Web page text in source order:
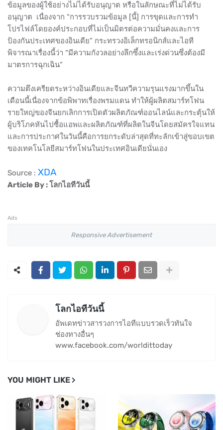
ข้อมูลของผู้ใช้อย่างไม่ได้รับอนุญาต​ หรือในลักษณะที่ไม่ได้รับ
อนุญาต เนื่องจาก​ “การรวบรวมข้อมูล [นี้] การขุดและการทำ
โปรไฟล์โดยองค์ประกอบที่ไม่เป็นมิตรต่อความมั่นคงและการ
ป้องกันประเทศของอินเดีย” กระทรวงอิเล็กทรอนิกส์และไอที
พิจารณาเรื่องนี้ว่า​ “มีความกังวลอย่างลึกซึ้งและเร่งด่วนซึ่งต้องมี
มาตรการฉุกเฉิน”
ความตึงเครียดระหว่างอินเดียและจีนทวีความรุนแรงมากขึ้นใน
เดือนนี้เนื่องจากข้อพิพาทเรื่องพรมแดน​ ทำให้ผู้ผลิตสมาร์ทโฟน
รายใหญ่ของจีนยกเลิกการเปิดตัวผลิตภัณฑ์ออนไลน์และกระตุ้นให้
ผู้บริโภคหันไปซื้อแอพและผลิตภัณฑ์ที่ผลิตในจีนโดยสมัครใจแทน
และการประกาศในวันนี้คือการยกระดับล่าสุดที่ทะลักเข้าสู่ขอบเขต
ของเทคโนโลยีสมาร์ทโฟนในประเทศอินเดียนั่นเอง
Source : XDA
Article By : โลกไอทีวันนี้
Ads
Responsive Advertisement
โลกไอทีวันนี้
อัพเดทข่าวสารวงการไอทีแบบรวดเร็วทันใจ
ช่องทางอื่นๆ
www.facebook.com/worldittoday
YOU MIGHT LIKE